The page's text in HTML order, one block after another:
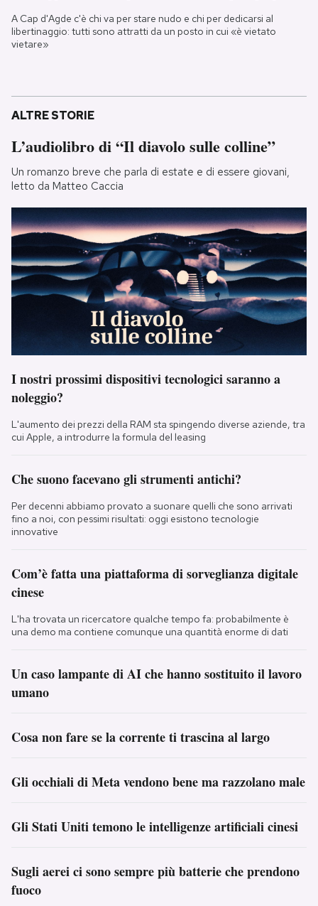
A Cap d'Agde c'è chi va per stare nudo e chi per dedicarsi al
libertinaggio: tutti sono attratti da un posto in cui «è vietato
vietare»
ALTRE STORIE
L’audiolibro di “Il diavolo sulle colline”
Un romanzo breve che parla di estate e di essere giovani,
letto da Matteo Caccia
I nostri prossimi dispositivi tecnologici saranno a
noleggio?
L'aumento dei prezzi della RAM sta spingendo diverse aziende, tra
cui Apple, a introdurre la formula del leasing
Che suono facevano gli strumenti antichi?
Per decenni abbiamo provato a suonare quelli che sono arrivati
fino a noi, con pessimi risultati: oggi esistono tecnologie
innovative
Com’è fatta una piattaforma di sorveglianza digitale
cinese
L'ha trovata un ricercatore qualche tempo fa: probabilmente è
una demo ma contiene comunque una quantità enorme di dati
Un caso lampante di AI che hanno sostituito il lavoro
umano
Cosa non fare se la corrente ti trascina al largo
Gli occhiali di Meta vendono bene ma razzolano male
Gli Stati Uniti temono le intelligenze artificiali cinesi
Sugli aerei ci sono sempre più batterie che prendono
fuoco